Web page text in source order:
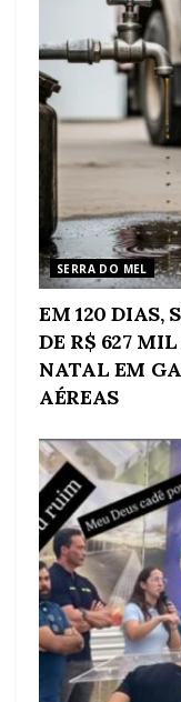
SERRA DO MEL
EM 120 DIAS,
DE R$ 627
NATAL EM
AÉREAS